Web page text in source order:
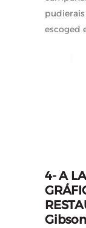
escoged
4- A